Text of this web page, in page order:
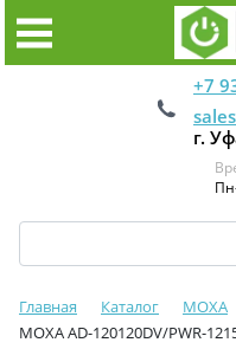
+7
г.
Главная Каталог MOXA
MOXA AD-120120DV/PWR-